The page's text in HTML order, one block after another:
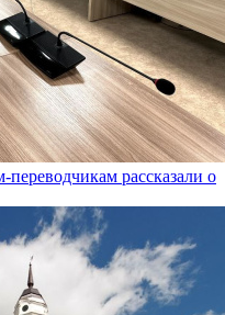
рассказали о